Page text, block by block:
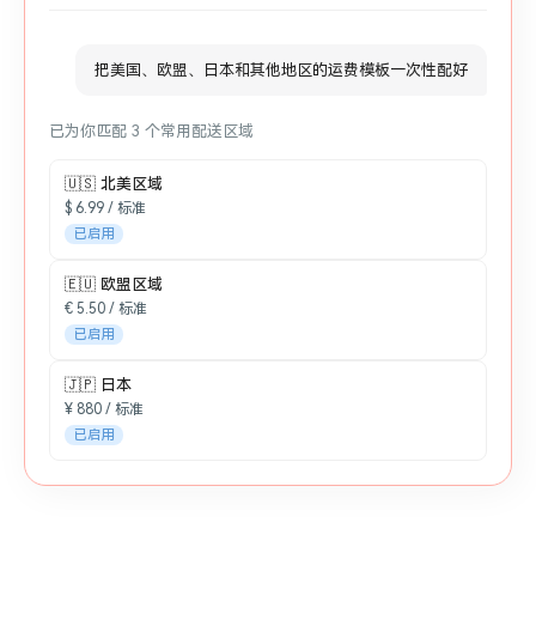
把美国、欧盟、日本和其他地区的运费模板一次性配好
已为你匹配 3 个常用配送区域
🇺🇸 北美区域
$ 6.99 / 标准
已启用
🇪🇺 欧盟区域
€ 5.50 / 标准
已启用
🇯🇵 日本
¥ 880 / 标准
已启用